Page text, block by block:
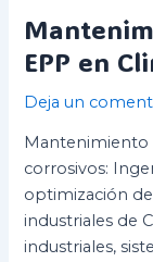
EPP en
Deja un
corrosivos:
optimización
industriales de
industriales,